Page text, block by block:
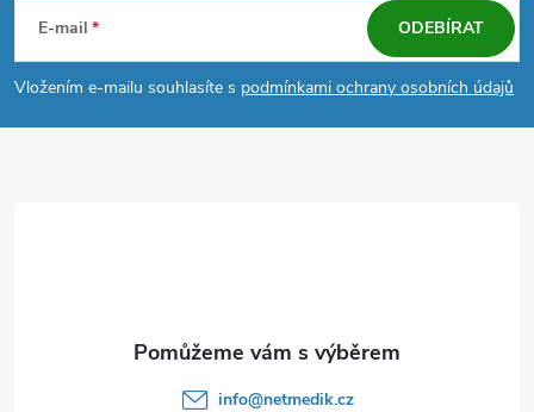
p
a
E-mail
Vložením e-mailu souhlasíte s podmínkami ochrany osobních údajů
ODEBÍRAT
info@netmedik.cz